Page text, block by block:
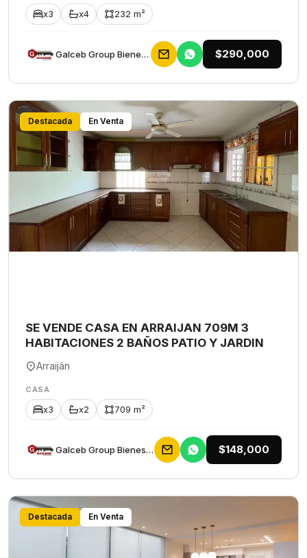
x3 x4 232 m²
Galceb Group Bienes Raices $290,000
Destacada En Venta
SE VENDE CASA EN ARRAIJAN 709M 3
HABITACIONES 2 BAÑOS PATIO Y JARDIN
Arraiján
CASA
x3 x2 709 m²
Galceb Group Bienes Raices $148,000
Destacada En Venta